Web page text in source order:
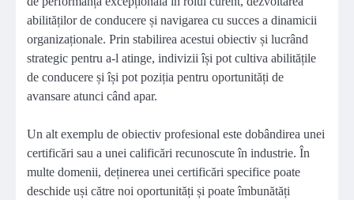
abilităților de conducere și navigarea cu succes a dinamicii
organizaționale. Prin stabilirea acestui obiectiv și lucrând
strategic pentru a-l atinge, indivizii își pot cultiva abilitățile
de conducere și își pot poziția pentru oportunități de
avansare atunci când apar.
Un alt exemplu de obiectiv profesional este dobândirea unei
certificări sau a unei calificări recunoscute în industrie. În
multe domenii, deținerea unei certificări specifice poate
deschide uși către noi oportunități și poate îmbunătăți